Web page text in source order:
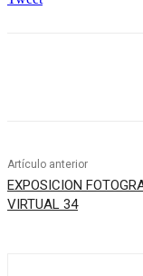
Artículo anterior
EXPOSICION
VIRTUAL 34